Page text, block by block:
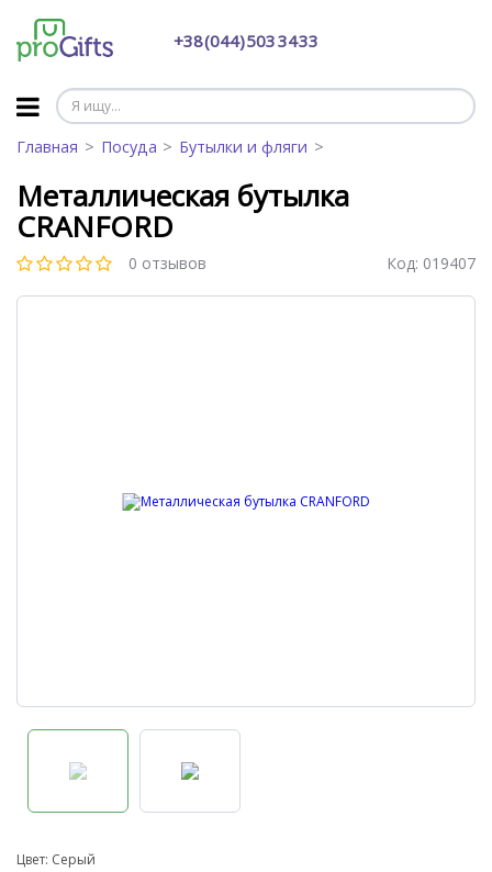
+38 (044) 503 34 33
Главная Посуда Бутылки и фляги
Металлическая бутылка
CRANFORD
0 отзывов Код: 019407
Цвет: Серый